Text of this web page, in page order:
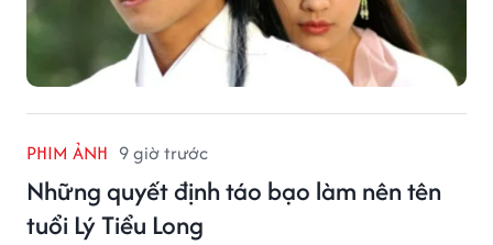
PHIM ẢNH 9 giờ trước
Những quyết định táo bạo làm nên tên
tuổi Lý Tiểu Long